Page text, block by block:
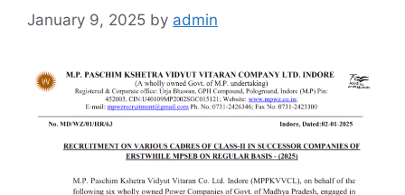
January 9, 2025 by admin